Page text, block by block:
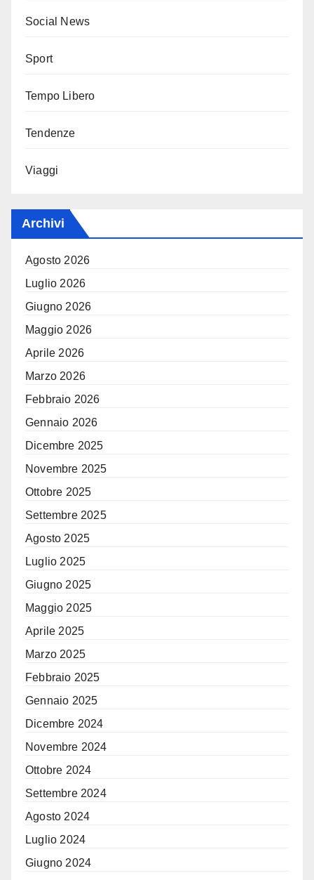
Social News
Sport
Tempo Libero
Tendenze
Viaggi
Archivi
Agosto 2026
Luglio 2026
Giugno 2026
Maggio 2026
Aprile 2026
Marzo 2026
Febbraio 2026
Gennaio 2026
Dicembre 2025
Novembre 2025
Ottobre 2025
Settembre 2025
Agosto 2025
Luglio 2025
Giugno 2025
Maggio 2025
Aprile 2025
Marzo 2025
Febbraio 2025
Gennaio 2025
Dicembre 2024
Novembre 2024
Ottobre 2024
Settembre 2024
Agosto 2024
Luglio 2024
Giugno 2024